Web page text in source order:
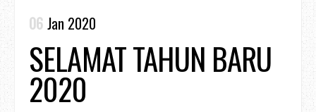
06 Jan 2020
SELAMAT TAHUN BARU
2020